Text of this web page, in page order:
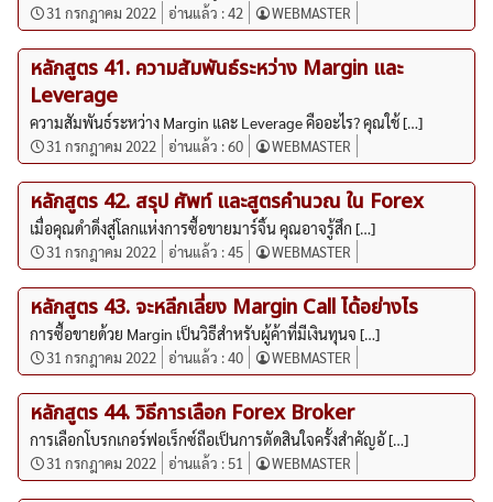
31 กรกฎาคม 2022 อ่านแล้ว :42 WEBMASTER
หลักสูตร 41. ความสัมพันธ์ระหว่าง Margin และ
Leverage
ความสัมพันธ์ระหว่าง Margin และ Leverage คืออะไร? คุณใช้ […]
31 กรกฎาคม 2022 อ่านแล้ว :60 WEBMASTER
หลักสูตร 42. สรุป ศัพท์ และสูตรคำนวณ ใน Forex
เมื่อคุณดำดิ่งสู่โลกแห่งการซื้อขายมาร์จิ้น คุณอาจรู้สึก […]
31 กรกฎาคม 2022 อ่านแล้ว :45 WEBMASTER
หลักสูตร 43. จะหลีกเลี่ยง Margin Call ได้อย่างไร
การซื้อขายด้วย Margin เป็นวิธีสำหรับผู้ค้าที่มีเงินทุนจ […]
31 กรกฎาคม 2022 อ่านแล้ว :40 WEBMASTER
หลักสูตร 44. วิธีการเลือก Forex Broker
การเลือกโบรกเกอร์ฟอเร็กซ์ถือเป็นการตัดสินใจครั้งสำคัญอั […]
31 กรกฎาคม 2022 อ่านแล้ว :51 WEBMASTER